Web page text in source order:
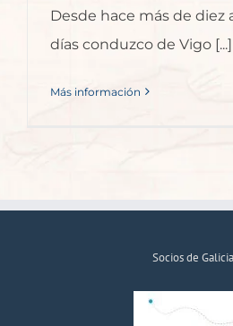
Desde hace más de diez
días conduzco de Vigo [...]
Más información
Socios de